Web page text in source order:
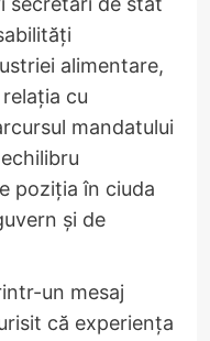
alimentare,
cu
mandatului
poziția în ciuda
și de
un mesaj
că experiența